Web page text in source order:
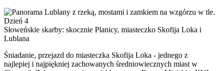
Dzień 4
Słoweńskie skarby: skocznie Planicy, miasteczko Skofija Loka i
Lublana
Śniadanie, przejazd do miasteczka Skofija Loka - jednego z
najlepiej i najpiękniej zachowanych średniowiecznych miast w